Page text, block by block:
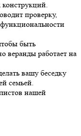
конструкций.
проверку,
быть
веранды работает на
вашу беседку
семьей.
нашей